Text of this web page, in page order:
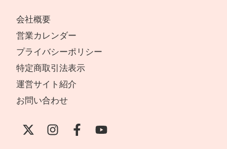
会社概要
営業カレンダー
プライバシーポリシー
特定商取引法表示
運営サイト紹介
お問い合わせ